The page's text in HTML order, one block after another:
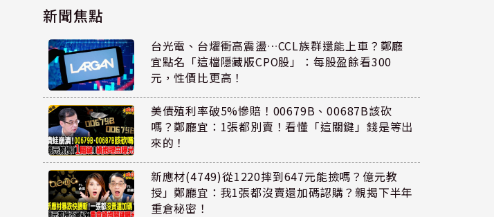
新聞焦點
台光電、台燿衝高震盪…CCL族群還能上車？鄭廳
宜點名「這檔隱藏版CPO股」：每股盈餘看300
元，性價比更高！
美債殖利率破5%慘賠！00679B、00687B該砍
嗎？鄭廳宜：1張都別賣！看懂「這關鍵」錢是等出
來的！
新應材(4749)從1220摔到647元能撿嗎？億元教
授」鄭廳宜：我1張都沒賣還加碼認購？親揭下半年
重倉秘密！